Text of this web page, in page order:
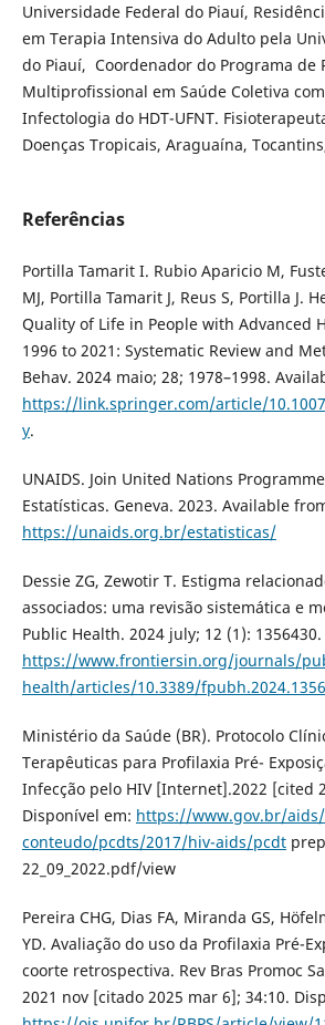
Universidade Federal do Piauí,
em Terapia Intensiva do Adulto pela
do Piauí, Coordenador do Programa de
Multiprofissional em Saúde Coletiva
Infectologia do HDT-UFNT.
Doenças Tropicais, Araguaína,
Referências
Portilla Tamarit I. Rubio Aparicio M,
MJ, Portilla Tamarit J, Reus S, Portilla J.
Quality of Life in People with Advanced
1996 to 2021: Systematic Review and
Behav. 2024 maio; 28; 1978–1998.
https://link.springer.com/article/
y.
UNAIDS. Join United Nations
Estatísticas. Geneva. 2023. Available
https://unaids.org.br/estatisticas/
Dessie ZG, Zewotir T. Estigma
associados: uma revisão sistemática e
Public Health. 2024 july; 12 (1):
https://www.frontiersin.org/journals/
health/articles/10.3389/
Ministério da Saúde (BR). Protocolo
Terapêuticas para Profilaxia Pré-
Infecção pelo HIV [Internet].2022 [cited
Disponível em: https://www.gov.br/
conteudo/pcdts/2017/hiv-aids/pcdt
22_09_2022.pdf/view
Pereira CHG, Dias FA, Miranda GS,
YD. Avaliação do uso da Profilaxia Pré-
coorte retrospectiva. Rev Bras Promoc
2021 nov [citado 2025 mar 6]; 34:10.